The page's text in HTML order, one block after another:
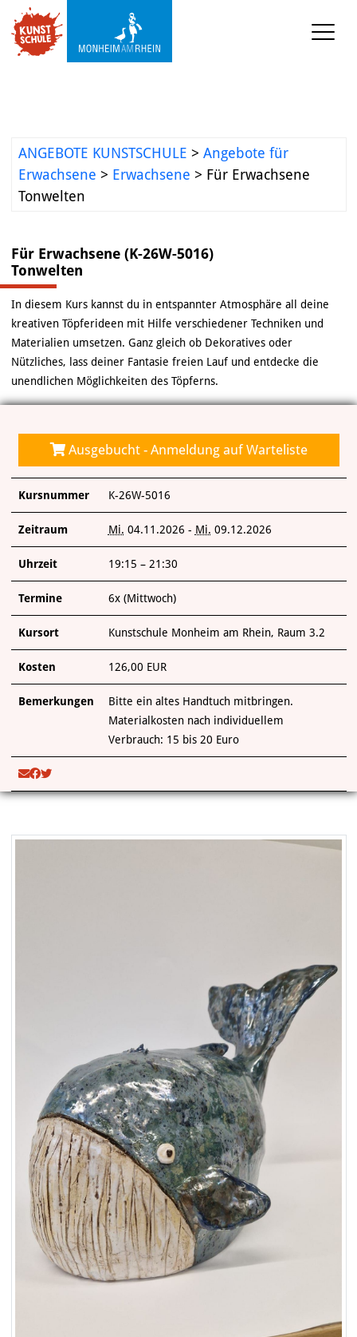
Kooperationen
Städtepartnerschaft
Ataşehir
Mediathek
VERANSTALTUNGEN
KUNSTWERKSTATT TURMSTRASSE
KUNSTVERMITTLUNG
ÜBER UNS
ANGEBOTE KUNSTSCHULE > Angebote für
Erwachsene > Erwachsene > Für Erwachsene
Tonwelten
Für Erwachsene (K-26W-5016)
Tonwelten
In diesem Kurs kannst du in entspannter Atmosphäre all deine
kreativen Töpferideen mit Hilfe verschiedener Techniken und
Materialien umsetzen. Ganz gleich ob Dekoratives oder
Nützliches, lass deiner Fantasie freien Lauf und entdecke die
unendlichen Möglichkeiten des Töpferns.
Ausgebucht - Anmeldung auf Warteliste
Kursnummer K-26W-5016
Zeitraum Mi. 04.11.2026 - Mi. 09.12.2026
Uhrzeit 19:15 – 21:30
Termine 6x (Mittwoch)
Kursort Kunstschule Monheim am Rhein, Raum 3.2
Kosten 126,00 EUR
Bemerkungen
Bitte ein altes Handtuch mitbringen.
Materialkosten nach individuellem
Verbrauch: 15 bis 20 Euro